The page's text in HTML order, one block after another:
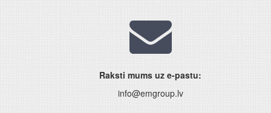
Raksti mums uz e-pastu:
info@emgroup.lv